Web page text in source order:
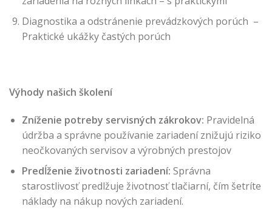
Diagnostika a odstránenie prevádzkových porúch –
Praktické ukážky častých porúch
Výhody našich školení
Zníženie potreby servisných zákrokov: Pravidelná
údržba a správne používanie zariadení znižujú riziko
neočkovaných servisov a výrobných prestojov
Predĺženie životnosti zariadení: Správna
starostlivosť predlžuje životnosť tlačiarní, čím šetríte
náklady na nákup nových zariadení.